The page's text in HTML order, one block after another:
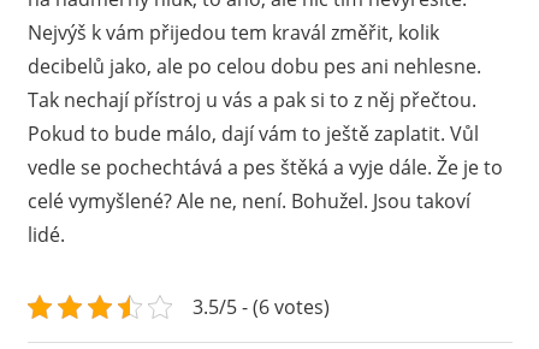
Nejvýš k vám přijedou tem kravál změřit, kolik
decibelů jako, ale po celou dobu pes ani nehlesne.
Tak nechají přístroj u vás a pak si to z něj přečtou.
Pokud to bude málo, dají vám to ještě zaplatit. Vůl
vedle se pochechtává a pes štěká a vyje dále. Že je to
celé vymyšlené? Ale ne, není. Bohužel. Jsou takoví
lidé.
3.5/5 - (6 votes)